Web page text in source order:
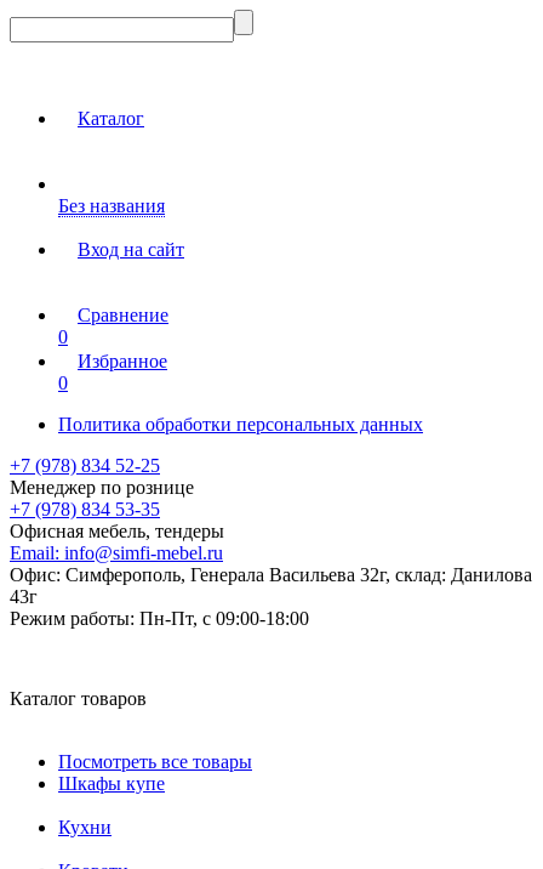
Каталог
Без названия
Вход на сайт
Сравнение
0
Избранное
0
Политика обработки персональных данных
+7 (978) 834 52-25
Менеджер по рознице
+7 (978) 834 53-35
Офисная мебель, тендеры
Email: info@simfi-mebel.ru
Офис: Симферополь, Генерала Васильева 32г, склад: Данилова
43г
Режим работы: Пн-Пт, с 09:00-18:00
Каталог товаров
Посмотреть все товары
Шкафы купе
Кухни